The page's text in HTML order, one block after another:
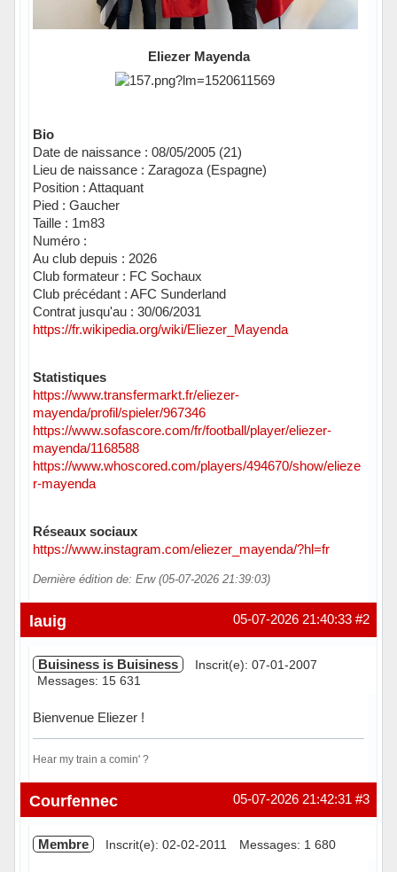
Eliezer Mayenda
Bio
Date de naissance : 08/05/2005 (21)
Lieu de naissance : Zaragoza (Espagne)
Position : Attaquant
Pied : Gaucher
Taille : 1m83
Numéro :
Au club depuis : 2026
Club formateur : FC Sochaux
Club précédant : AFC Sunderland
Contrat jusqu'au : 30/06/2031
https://fr.wikipedia.org/wiki/Eliezer_Mayenda
Statistiques
https://www.transfermarkt.fr/eliezer-
mayenda/profil/spieler/967346
https://www.sofascore.com/fr/football/player/eliezer-
mayenda/1168588
https://www.whoscored.com/players/494670/show/elieze
r-mayenda
Réseaux sociaux
https://www.instagram.com/eliezer_mayenda/?hl=fr
Dernière édition de: Erw (05-07-2026 21:39:03)
Hors ligne #2
05-07-2026 21:40:33
lauig
Buisiness is Buisiness
Inscrit(e): 07-01-2007
Messages: 15 631
Bienvenue Eliezer !
Hear my train a comin' ?
Hors ligne #3
05-07-2026 21:42:31
Courfennec
Membre Inscrit(e): 02-02-2011 Messages: 1 680